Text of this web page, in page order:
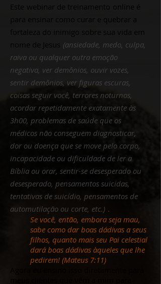
Este webinar de treinamento online é
para ensinar como curar e quebrar a
fortaleza do inimigo sobre sua vida em
nome de Jesus (ansiedade, medo, culpa,
raiva ou qualquer outra emoção
negativa, ver demônios, ouvir vozes,
sentir demônios, ver figuras escuras,
coisas seguir você, terrores noturnos,
acordar repetidamente exatamente às
3h00, problemas de saúde que os
médicos não conseguem diagnosticar,
dor ou doença que se move pelo corpo,
incapacidade ou dificuldade de ler a
Bíblia ou orar, sentir-se desesperado ou
desesperado, pensamentos suicidas,
tentativas de suicídio, pensamentos de
automutilação ou corte, etc.) .
Se você, então, embora seja mau,
sabe como dar boas dádivas a seus
filhos, quanto mais seu Pai celestial
dará boas dádivas àqueles que lhe
pedirem! (Mateus 7:11)